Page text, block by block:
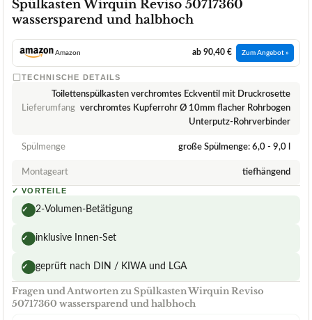
Spülkasten Wirquin Reviso 50717360
wassersparend und halbhoch
Amazon ab 90,40 € Zum Angebot »
TECHNISCHE DETAILS
Lieferumfang
Toilettenspülkasten verchromtes Eckventil mit Druckrosette
verchromtes Kupferrohr Ø 10mm flacher Rohrbogen
Unterputz-Rohrverbinder
Spülmenge große Spülmenge: 6,0 - 9,0 l
Montageart tiefhängend
✓ VORTEILE
✓ 2-Volumen-Betätigung
✓ inklusive Innen-Set
✓ geprüft nach DIN / KIWA und LGA
Fragen und Antworten zu Spülkasten Wirquin Reviso
50717360 wassersparend und halbhoch